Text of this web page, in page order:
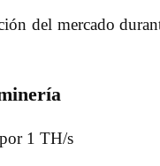
del mercado
1 TH/s